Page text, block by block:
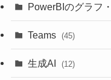
PowerBIのグラフ
Teams (45)
生成AI (12)